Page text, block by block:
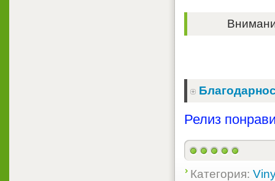
Релиз
Категория: